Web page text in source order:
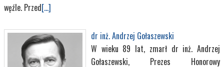
węźle. Przed[...]
dr inż. Andrzej Gołaszewski
W wieku 89 lat, zmarł dr inż. Andrzej
Gołaszewski, Prezes Honorowy